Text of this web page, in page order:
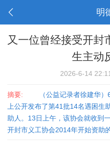
明
又一位曾经接受开封
生主动
2026-6-14 22:11
摘要:
（公益记录者徐建华）6
上公开发布了第41批14名遇困生
助人。13日上午，该协会就收到
开封市义工协会2014年开始资助的